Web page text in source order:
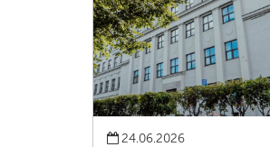
24.06.2026